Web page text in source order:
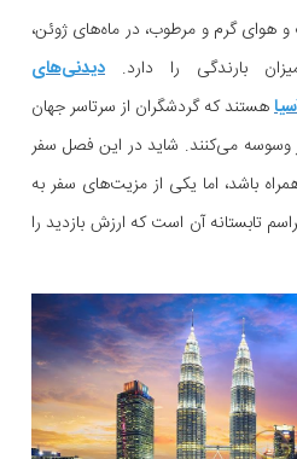
و هوای گرم و مرطوب، در ماه‌های ژوئن،
بارندگی را دارد. دیدنی‌های
هستند که گردشگران از سرتاسر جهان
وسوسه می‌کنند. شاید در این فصل سفر
باشد، اما یکی از مزیت‌های سفر به
تابستانه آن است که ارزش بازدید را